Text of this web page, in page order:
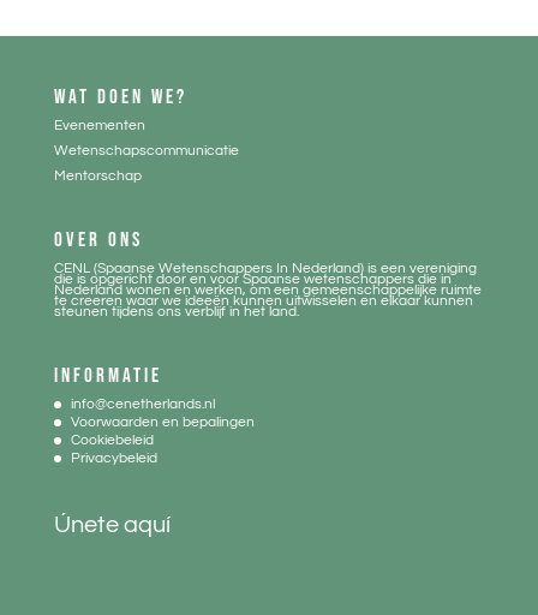
WAT DOEN WE?
Evenementen
Wetenschapscommunicatie
Mentorschap
OVER ONS
CENL (Spaanse Wetenschappers In Nederland) is een vereniging
die is opgericht door en voor Spaanse wetenschappers die in
Nederland wonen en werken, om een gemeenschappelijke ruimte
te creeren waar we ideeën kunnen uitwisselen en elkaar kunnen
steunen tijdens ons verblijf in het land.
INFORMATIE
info@cenetherlands.nl
Voorwaarden en bepalingen
Cookiebeleid
Privacybeleid
Únete aquí